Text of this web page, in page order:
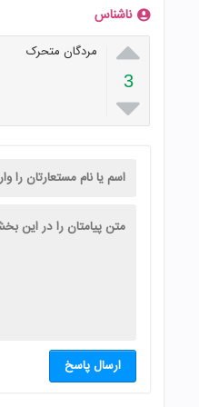
ناشناس

3

مردگان متحرک
ارسال پاسخ